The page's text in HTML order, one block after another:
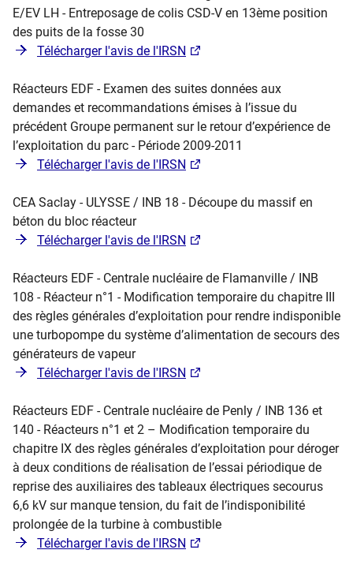
E/EV LH - Entreposage de colis CSD-V en 13ème position
des puits de la fosse 30
Télécharger l'avis de l'IRSN
Réacteurs EDF - Examen des suites données aux
demandes et recommandations émises à l’issue du
précédent Groupe permanent sur le retour d’expérience de
l’exploitation du parc - Période 2009-2011
Télécharger l'avis de l'IRSN
CEA Saclay - ULYSSE / INB 18 - Découpe du massif en
béton du bloc réacteur
Télécharger l'avis de l'IRSN
Réacteurs EDF - Centrale nucléaire de Flamanville / INB
108 - Réacteur n°1 - Modification temporaire du chapitre III
des règles générales d’exploitation pour rendre indisponible
une turbopompe du système d’alimentation de secours des
générateurs de vapeur
Télécharger l'avis de l'IRSN
Réacteurs EDF - Centrale nucléaire de Penly / INB 136 et
140 - Réacteurs n°1 et 2 – Modification temporaire du
chapitre IX des règles générales d’exploitation pour déroger
à deux conditions de réalisation de l’essai périodique de
reprise des auxiliaires des tableaux électriques secourus
6,6 kV sur manque tension, du fait de l’indisponibilité
prolongée de la turbine à combustible
Télécharger l'avis de l'IRSN